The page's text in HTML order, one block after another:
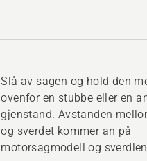
Slå av sagen og hold den
ovenfor en stubbe eller en
gjenstand. Avstanden
og sverdet kommer an på
motorsagmodell og